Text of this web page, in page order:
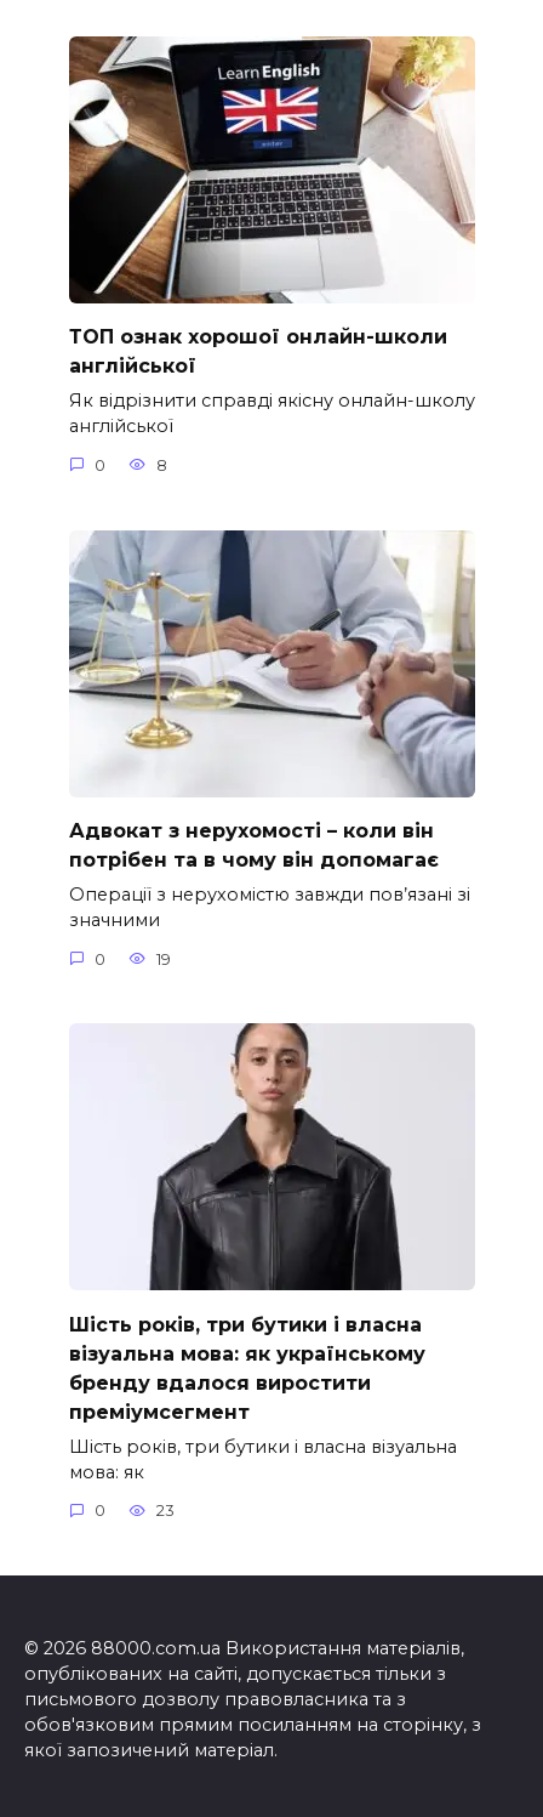
ТОП ознак хорошої онлайн-школи
англійської
Як відрізнити справді якісну онлайн-школу
англійської
0 8
Адвокат з нерухомості – коли він
потрібен та в чому він допомагає
Операції з нерухомістю завжди пов’язані зі
значними
0 19
Шість років, три бутики і власна
візуальна мова: як українському
бренду вдалося виростити
преміумсегмент
Шість років, три бутики і власна візуальна
мова: як
0 23
© 2026 88000.com.ua Використання матеріалів,
опублікованих на сайті, допускається тільки з
письмового дозволу правовласника та з
обов'язковим прямим посиланням на сторінку, з
якої запозичений матеріал.